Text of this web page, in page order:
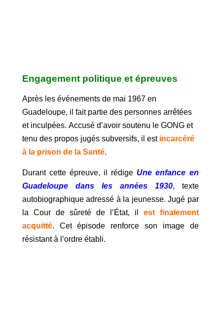
Engagement politique et épreuves
Après les événements de mai 1967 en
Guadeloupe, il fait partie des personnes arrêtées
et inculpées. Accusé d’avoir soutenu le GONG et
tenu des propos jugés subversifs, il est incarcéré
à la prison de la Santé.
Durant cette épreuve, il rédige Une enfance en
Guadeloupe dans les années 1930, texte
autobiographique adressé à la jeunesse. Jugé par
la Cour de sûreté de l’État, il est finalement
acquitté. Cet épisode renforce son image de
résistant à l’ordre établi.